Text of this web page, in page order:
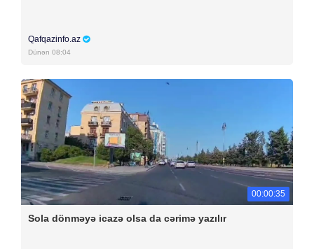
Qafqazinfo.az
Dünən 08:04
00:00:35
Sola dönməyə icazə olsa da cərimə yazılır